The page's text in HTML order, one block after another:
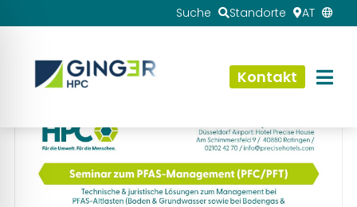
Suche Standorte AT
Kontakt